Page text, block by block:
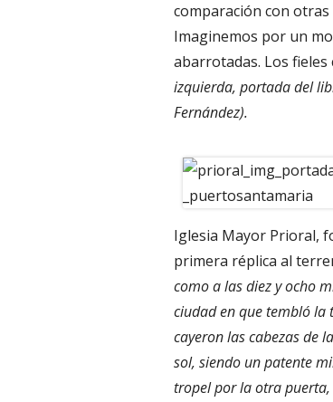
comparación con
Imaginemos por un
abarrotadas. Los
izquierda, portada del
Fernández).
Iglesia Mayor Prioral,
primera réplica al
como a las diez y ocho
ciudad en que tembló la
cayeron las cabezas de
sol, siendo un patente
tropel por la otra